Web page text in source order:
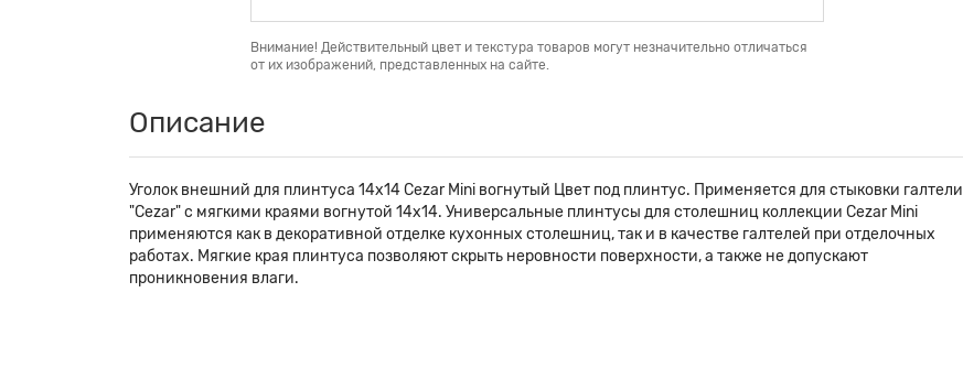
Внимание! Действительный цвет и текстура товаров могут незначительно отличаться
от их изображений, представленных на сайте.
Описание
Уголок внешний для плинтуса 14х14 Cezar Mini вогнутый Цвет под плинтус. Применяется для стыковки галтели
"Cezar" с мягкими краями вогнутой 14x14. Универсальные плинтусы для столешниц коллекции Cezar Mini
применяются как в декоративной отделке кухонных столешниц, так и в качестве галтелей при отделочных
работах. Мягкие края плинтуса позволяют скрыть неровности поверхности, а также не допускают
проникновения влаги.